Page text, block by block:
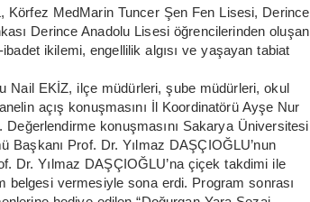
Körfez MedMarin Tuncer Şen Fen Lisesi, Derince
Derince Anadolu Lisesi öğrencilerinden oluşan
ikilemi, engellilik algısı ve yaşayan tabiat
Nail EKİZ, ilçe müdürleri, şube müdürleri, okul
açış konuşmasını İl Koordinatörü Ayşe Nur
konuşmasını Sakarya Üniversitesi
Başkanı Prof. Dr. Yılmaz DAŞÇIOĞLU’nun
Dr. Yılmaz DAŞÇIOĞLU’na çiçek takdimi ile
belgesi vermesiyle sona erdi. Program sonrası